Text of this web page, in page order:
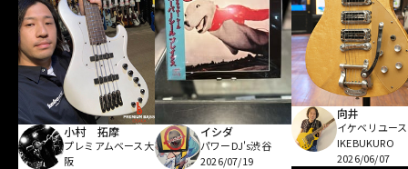
小村 拓摩
プレミアムベース大
阪
イシダ
パワーDJ's渋谷
2026/07/19
向井
イケベリユース
IKEBUKURO
2026/06/07